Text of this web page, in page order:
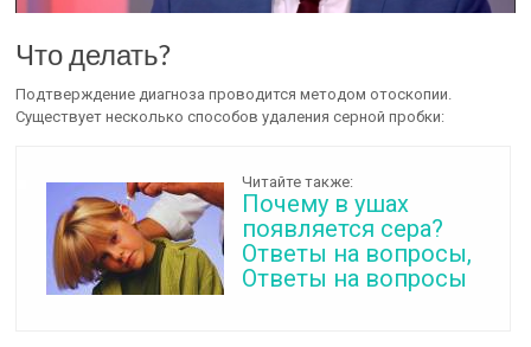
Что делать?
Подтверждение диагноза проводится методом отоскопии.
Существует несколько способов удаления серной пробки:
Читайте также:
Почему в ушах
появляется сера?
Ответы на вопросы,
Ответы на вопросы